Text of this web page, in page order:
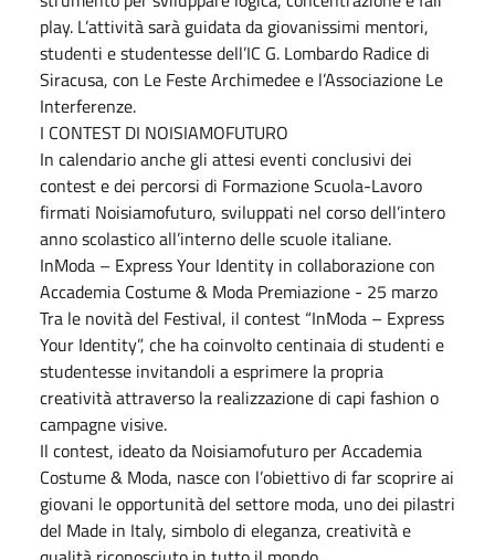
play. L’attività sarà guidata da giovanissimi mentori,
studenti e studentesse dell’IC G. Lombardo Radice di
Siracusa, con Le Feste Archimedee e l’Associazione Le
Interferenze.
I CONTEST DI NOISIAMOFUTURO
In calendario anche gli attesi eventi conclusivi dei
contest e dei percorsi di Formazione Scuola-Lavoro
firmati Noisiamofuturo, sviluppati nel corso dell’intero
anno scolastico all’interno delle scuole italiane.
InModa – Express Your Identity in collaborazione con
Accademia Costume & Moda Premiazione - 25 marzo
Tra le novità del Festival, il contest “InModa – Express
Your Identity”, che ha coinvolto centinaia di studenti e
studentesse invitandoli a esprimere la propria
creatività attraverso la realizzazione di capi fashion o
campagne visive.
Il contest, ideato da Noisiamofuturo per Accademia
Costume & Moda, nasce con l’obiettivo di far scoprire ai
giovani le opportunità del settore moda, uno dei pilastri
del Made in Italy, simbolo di eleganza, creatività e